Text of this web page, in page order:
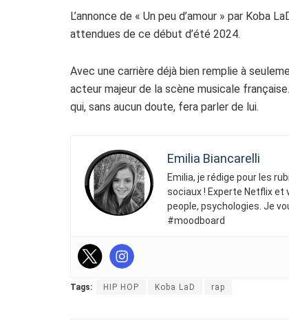
L’annonce de « Un peu d’amour » par Koba
attendues de ce début d’été 2024.
Avec une carrière déjà bien remplie à
acteur majeur de la scène musicale
qui, sans aucun doute, fera parler de lui.
Emilia Biancarelli
Emilia, je rédige pour les
sociaux ! Experte Netflix et
people, psychologies. Je
#moodboard
Tags: HIP HOP Koba LaD rap